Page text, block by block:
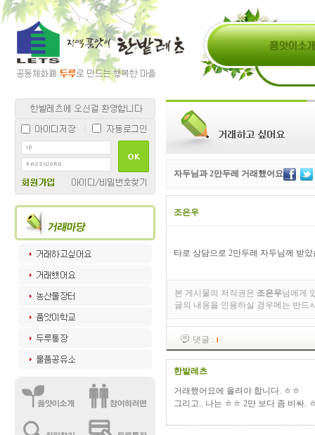
자두님과 2만두레 거래했어요
조은우
타로 상담으로 2만두레 자두님께 받았
본 게시물의 저작권은 조은우님에게
글의 내용을 인용하실 경우에는 반드
댓글 : 1
한밭레츠
거래했어요에 올려야 합니다. ㅎㅎ
그리고.. 나는 ㅎㅎ 2만 보다 좀 비싸.